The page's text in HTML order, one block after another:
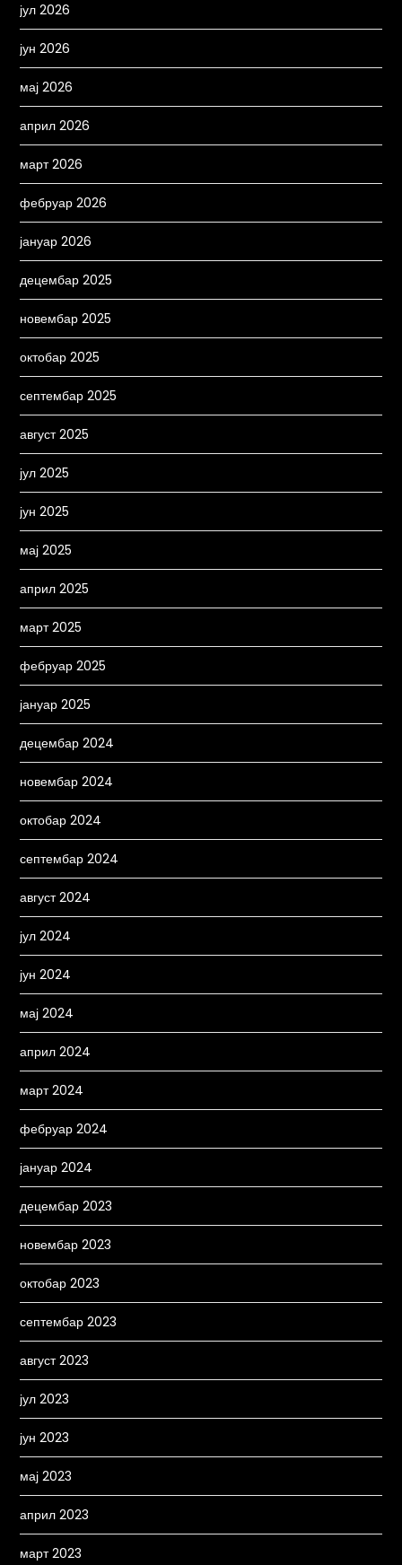
јул 2026
јун 2026
мај 2026
април 2026
март 2026
фебруар 2026
јануар 2026
децембар 2025
новембар 2025
октобар 2025
септембар 2025
август 2025
јул 2025
јун 2025
мај 2025
април 2025
март 2025
фебруар 2025
јануар 2025
децембар 2024
новембар 2024
октобар 2024
септембар 2024
август 2024
јул 2024
јун 2024
мај 2024
април 2024
март 2024
фебруар 2024
јануар 2024
децембар 2023
новембар 2023
октобар 2023
септембар 2023
август 2023
јул 2023
јун 2023
мај 2023
април 2023
март 2023